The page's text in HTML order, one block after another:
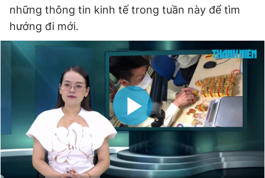
những thông tin kinh tế trong tuần này để tìm
hướng đi mới.